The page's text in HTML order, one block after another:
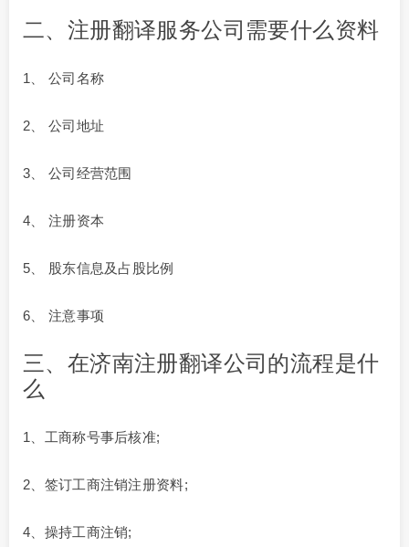
二、注册翻译服务公司需要什么资料
1、 公司名称
2、 公司地址
3、 公司经营范围
4、 注册资本
5、 股东信息及占股比例
6、 注意事项
三、在济南注册翻译公司的流程是什
么
1、工商称号事后核准;
2、签订工商注销注册资料;
4、操持工商注销;